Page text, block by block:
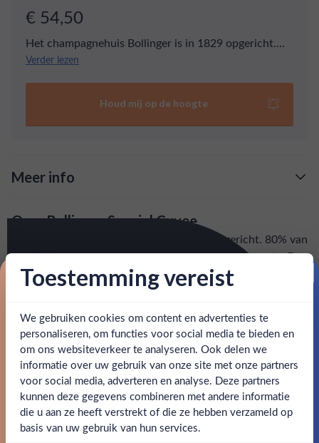
Ben jij 18 jaar of ouder?
Ja Nee
€ 54,50
Het champagnehuis Bollinger is in 1829 opgericht.
80% van de gebruikte druiven komt uit een grand cru
voordat zij worden verscheept. Deze Special Cuvee
heeft een lange, complexe afdronk met de smaak van
Verder lezen
Houd mij op de hoogte
Meer info
: voor 15:00, morgen in huis (uitzondering bij
artikel vermeld)
Behulpzameen goed bereikbare klantenservice.
Over Bollinger Special Cuvee
Het champagnehuis Bollinger is in 1829 opgericht. 80% van
de gebruikte druiven komt uit een grand cru gemeente. Een
deel van de wijn wordt gelagerd op eiken vaten. De flessen
rijpen drie jaar in de kelders voordat zij worden verscheept.
de smaak van appels en toast.
SPECIFICATIES
Alcohol 12.00%
Allergenen Sulfiten
Toestemming vereist
We gebruiken cookies om content en advertenties te
personaliseren, om functies voor social media te bieden en
om ons websiteverkeer te analyseren. Ook delen we
informatie over uw gebruik van onze site met onze partners
voor social media, adverteren en analyse. Deze partners
kunnen deze gegevens combineren met andere informatie
die u aan ze heeft verstrekt of die ze hebben verzameld op
basis van uw gebruik van hun services.
Proost op je eerste korting!
Schrijf je in en ontvang direct 5% korting op je eerste
bestelling.
Email
Claim mijn korting